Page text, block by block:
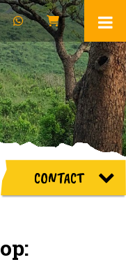
CONTACT